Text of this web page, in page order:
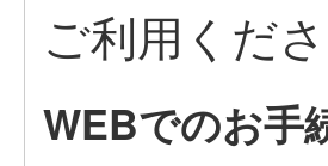
ご利用くださ
WEBでのお手